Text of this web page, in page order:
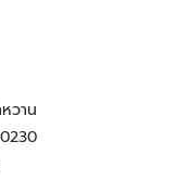
วาน